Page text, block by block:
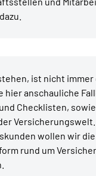
ist nicht immer
hier anschauliche
Checklisten,
wollen wir
rund um